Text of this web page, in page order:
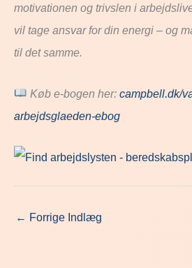
motivationen og trivslen i
vil tage ansvar fordin energi – og
til detsamme.
Køb e-bogen her: campbell. dk/
arbejdsglaeden-ebog
← Forrige Indlæg